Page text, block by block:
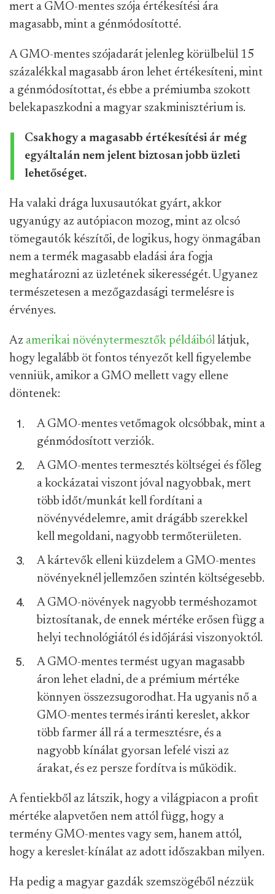
mert a GMO-mentes szója értékesítési ára
magasabb, mint a génmódosítotté.
A GMO-mentes szójadarát jelenleg körülbelül 15
százalékkal magasabb áron lehet értékesíteni, mint
a génmódosítottat, és ebbe a prémiumba szokott
belekapaszkodni a magyar szakminisztérium is.
Csakhogy a magasabb értékesítési ár még
egyáltalán nem jelent biztosan jobb üzleti
lehetőséget.
Ha valaki drága luxusautókat gyárt, akkor
ugyanúgy az autópiacon mozog, mint az olcsó
tömegautók készítői, de logikus, hogy önmagában
nem a termék magasabb eladási ára fogja
meghatározni az üzletének sikerességét. Ugyanez
természetesen a mezőgazdasági termelésre is
érvényes.
Az amerikai növénytermesztők példáiból látjuk,
hogy legalább öt fontos tényezőt kell figyelembe
venniük, amikor a GMO mellett vagy ellene
döntenek:
A GMO-mentes vetőmagok olcsóbbak, mint a
génmódosított verziók.
A GMO-mentes termesztés költségei és főleg
a kockázatai viszont jóval nagyobbak, mert
több időt/munkát kell fordítani a
növényvédelemre, amit drágább szerekkel
kell megoldani, nagyobb termőterületen.
A kártevők elleni küzdelem a GMO-mentes
növényeknél jellemzően szintén költségesebb.
A GMO-növények nagyobb terméshozamot
biztosítanak, de ennek mértéke erősen függ a
helyi technológiától és időjárási viszonyoktól.
A GMO-mentes termést ugyan magasabb
áron lehet eladni, de a prémium mértéke
könnyen összezsugorodhat. Ha ugyanis nő a
GMO-mentes termés iránti kereslet, akkor
több farmer áll rá a termesztésre, és a
nagyobb kínálat gyorsan lefelé viszi az
árakat, és ez persze fordítva is működik.
A fentiekből az látszik, hogy a világpiacon a profit
mértéke alapvetően nem attól függ, hogy a
termény GMO-mentes vagy sem, hanem attól,
hogy a kereslet-kínálat az adott időszakban milyen.
Ha pedig a magyar gazdák szemszögéből nézzük